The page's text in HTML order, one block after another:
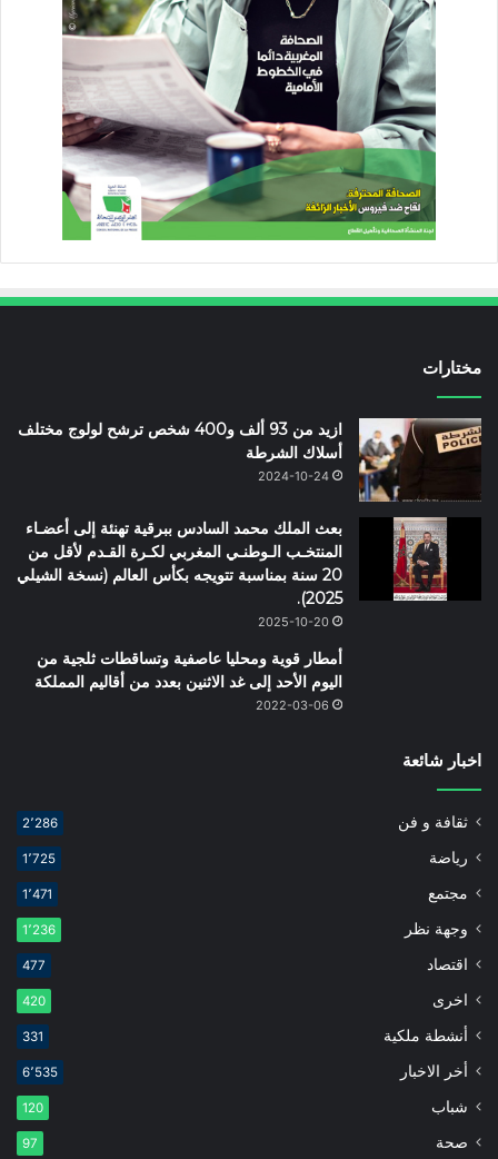
مختارات
ازيد من 93 ألف و400 شخص ترشح لولوج مختلف
أسلاك الشرطة
2024-10-24
بعث الملك محمد السادس ببرقية تهنئة إلى أعضـاء
المنتخـب الـوطنـي المغربي لكـرة القـدم لأقل من
20 سنة بمناسبة تتويجه بكأس العالم (نسخة الشيلي
2025).
2025-10-20
أمطار قوية ومحليا عاصفية وتساقطات ثلجية من
اليوم الأحد إلى غد الاثنين بعدد من أقاليم المملكة
2022-03-06
اخبار شائعة
ثقافة و فن 2٬286
رياضة 1٬725
مجتمع 1٬471
وجهة نظر 1٬236
اقتصاد 477
اخرى 420
أنشطة ملكية 331
أخر الاخبار 6٬535
شباب 120
صحة 97